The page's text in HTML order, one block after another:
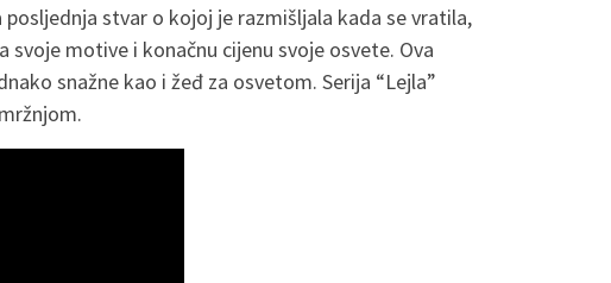
stvar o kojoj je razmišljala kada se vratila,
motive i konačnu cijenu svoje osvete. Ova
snažne kao i žeđ za osvetom. Serija “Lejla”